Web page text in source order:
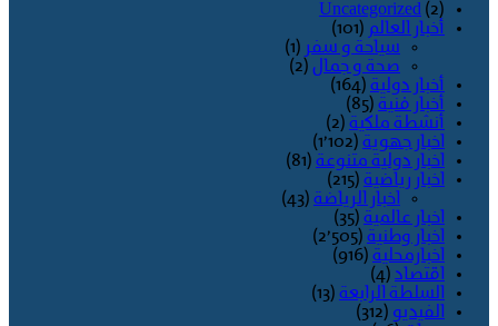
Uncategorized (2)
أخبار العالم (101)
سياحة و سفر (1)
صحة و جمال (2)
أخبار دولية (164)
أخبار فنية (85)
أنشطة ملكية (2)
اخبار جهوية (1٬102)
اخبار دولية متنوعة (81)
اخبار رياضية (215)
اخبار الرياضة (43)
اخبار عالمية (35)
اخبار وطنية (2٬505)
اخبارمحلية (916)
اقتصاد (4)
السلطة الرابعة (13)
الفيديو (312)